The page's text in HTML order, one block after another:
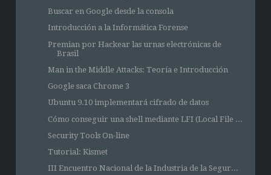
Buscar en Google desde la consola
Introducción a la Informática Forense
Premian por Hackear las urnas electrónicas de
Brasil
Man in the Middle Attacks: Teoría e Introducción
Google saca Chrome 3
Ubuntu 9.10 implementará cifrado de datos
Cómo conseguir una shell mediante LFI (Local File ...
Security Tools On-line
Tutorial: Kismet
III Encuentro Nacional de la Industria de la Segur...